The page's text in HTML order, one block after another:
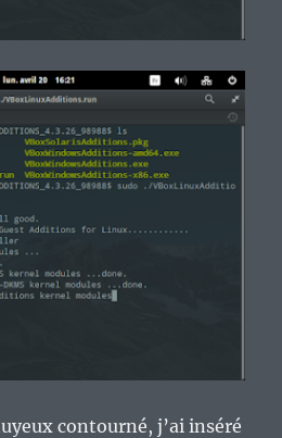
contourné, j’ai inséré